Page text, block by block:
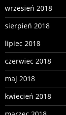
wrzesień 2018
sierpień 2018
lipiec 2018
czerwiec 2018
maj 2018
kwiecień 2018